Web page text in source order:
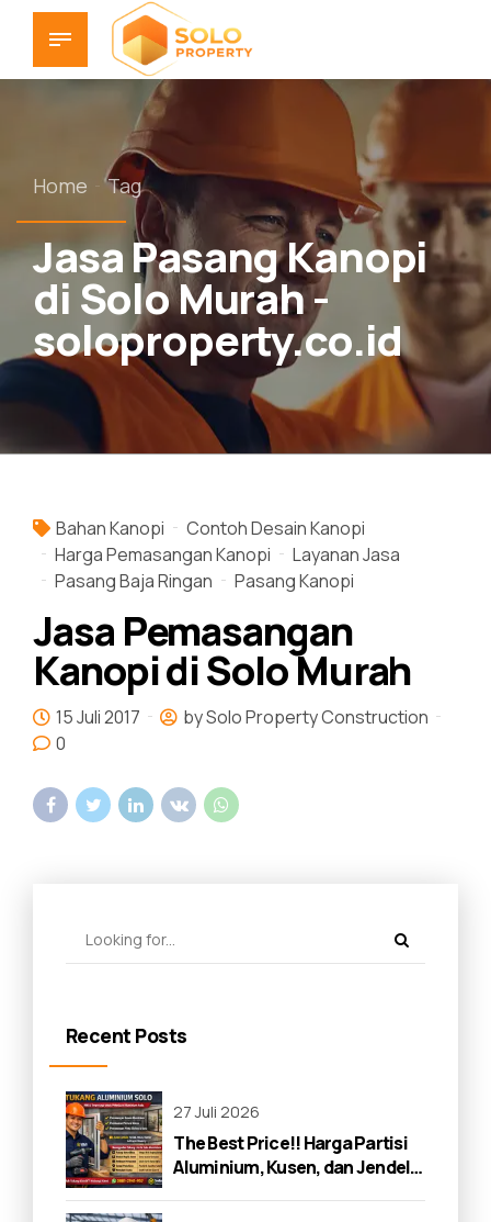
Home Tag
Jasa Pasang Kanopi
di Solo Murah -
soloproperty.co.id
Bahan Kanopi
Contoh Desain Kanopi
Harga Pemasangan Kanopi
Layanan Jasa
Pasang Baja Ringan
Pasang Kanopi
Jasa Pemasangan
Kanopi di Solo Murah
15 Juli 2017
by Solo Property Construction
0
Recent Posts
27 Juli 2026
The Best Price!! Harga Partisi
Aluminium, Kusen, dan Jendela